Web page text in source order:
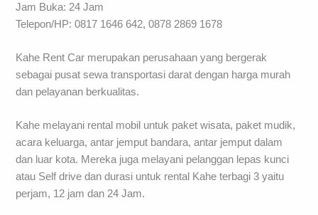
Jam Buka: 24 Jam
Telepon/HP: 0817 1646 642, 0878 2869 1678
Kahe Rent Car merupakan perusahaan yang bergerak
sebagai pusat sewa transportasi darat dengan harga murah
dan pelayanan berkualitas.
Kahe melayani rental mobil untuk paket wisata, paket mudik,
acara keluarga, antar jemput bandara, antar jemput dalam
dan luar kota. Mereka juga melayani pelanggan lepas kunci
atau Self drive dan durasi untuk rental Kahe terbagi 3 yaitu
perjam, 12 jam dan 24 Jam.